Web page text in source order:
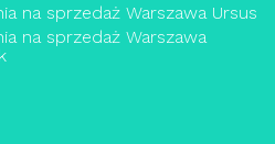
na sprzedaż Warszawa Ursus
na sprzedaż Warszawa